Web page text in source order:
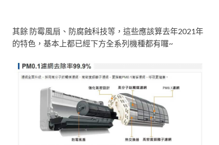
其餘 防霉風扇、防腐蝕科技等，這些應該算去年2021年
的特色，基本上都已經下方全系列機種都有囉~